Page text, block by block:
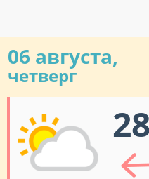
06 августа,
четверг
28